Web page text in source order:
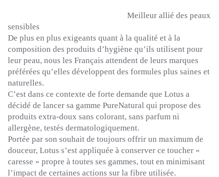
Meilleur allié des peaux
sensibles
De plus en plus exigeants quant à la qualité et à la
composition des produits d’hygiène qu’ils utilisent pour
leur peau, nous les Français attendent de leurs marques
préférées qu’elles développent des formules plus saines et
naturelles.
C’est dans ce contexte de forte demande que Lotus a
décidé de lancer sa gamme PureNatural qui propose des
produits extra-doux sans colorant, sans parfum ni
allergène, testés dermatologiquement.
Portée par son souhait de toujours offrir un maximum de
douceur, Lotus s’est appliquée à conserver ce toucher «
caresse » propre à toutes ses gammes, tout en minimisant
l’impact de certaines actions sur la fibre utilisée.